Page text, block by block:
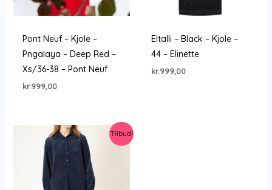
Pont Neuf – Kjole –
Pngalaya – Deep Red –
Xs/36-38 – Pont Neuf
kr.999,00
Eltalli – Black – Kjole –
44 – Elinette
kr.999,00
Tilbud!